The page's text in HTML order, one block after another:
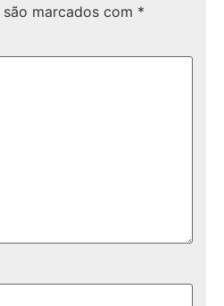
marcados com *